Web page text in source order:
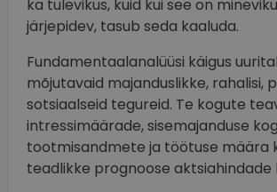
ka tulevikus, kuid kui see on
järjepidev, tasub seda kaaluda.
Fundamentaalanalüüsi käigus
mõjutavaid majanduslikke, rahalisi,
sotsiaalseid tegureid. Te kogute
intressimäärade, sisemajanduse
tootmisandmete ja töötuse määra
teadlikke prognoose aktsiahindade